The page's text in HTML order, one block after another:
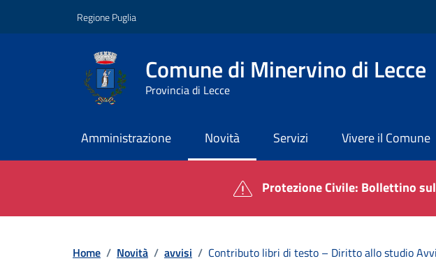
Regione Puglia
Comune di Minervino di Lecce
Provincia di Lecce
Amministrazione Novità Servizi Vivere il Comune
Contenuti in evidenza Protezione Civile: Bollettino
Home / Novità / avvisi / Contributo libri di testo – Diritto allo studio